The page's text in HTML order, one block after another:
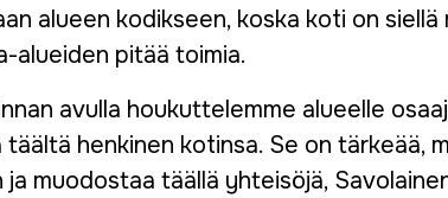
alueen kodikseen, koska koti on siellä
alueiden pitää toimia.
avulla houkuttelemme alueelle
täältä henkinen kotinsa. Se on tärkeää,
muodostaa täällä yhteisöjä,